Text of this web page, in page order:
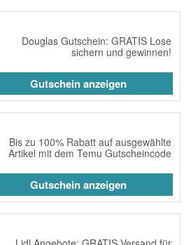
Douglas Gutschein: GRATIS Lose
sichern und gewinnen!
Gutschein anzeigen
Bis zu 100% Rabatt auf ausgewählte
Artikel mit dem Temu Gutscheincode
Gutschein anzeigen